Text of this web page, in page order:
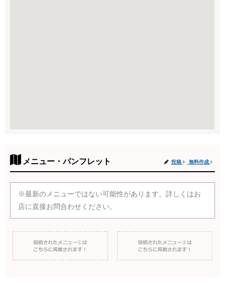
メニュー・パンフレット 投稿 無料作成
※最新のメニューではない可能性があります。詳しくはお
店に直接お問合わせください。